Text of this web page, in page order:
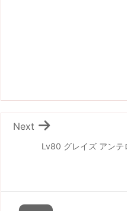
Lv80 グレイズ アンテ
Next